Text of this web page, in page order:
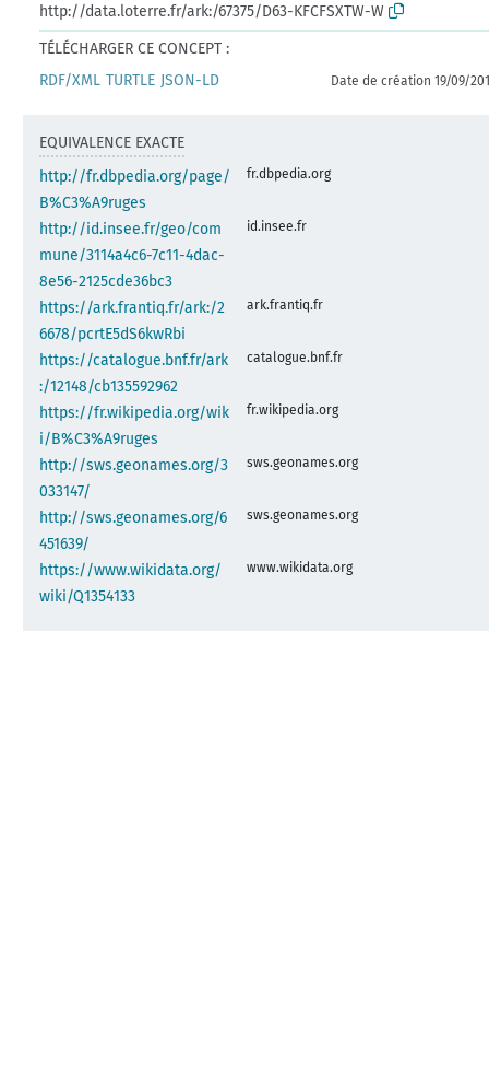
http://data.loterre.fr/ark:/67375/D63-KFCFSXTW-W
TÉLÉCHARGER CE CONCEPT :
RDF/XML TURTLE JSON-LD Date de création 19/09/
EQUIVALENCE EXACTE
http://fr.dbpedia.org/page/
B%C3%A9ruges
fr.dbpedia.org
http://id.insee.fr/geo/com
mune/3114a4c6-7c11-4dac-
8e56-2125cde36bc3
id.insee.fr
https://ark.frantiq.fr/ark:/2
6678/pcrtE5dS6kwRbi
ark.frantiq.fr
https://catalogue.bnf.fr/ark
:/12148/cb135592962
catalogue.bnf.fr
https://fr.wikipedia.org/wik
i/B%C3%A9ruges
fr.wikipedia.org
http://sws.geonames.org/3
033147/
sws.geonames.org
http://sws.geonames.org/6
451639/
sws.geonames.org
https://www.wikidata.org/
wiki/Q1354133
www.wikidata.org